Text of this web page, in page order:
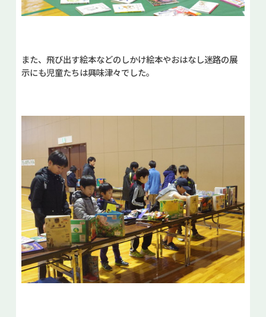
また、飛び出す絵本などのしかけ絵本やおはなし迷路の展
示にも児童たちは興味津々でした。